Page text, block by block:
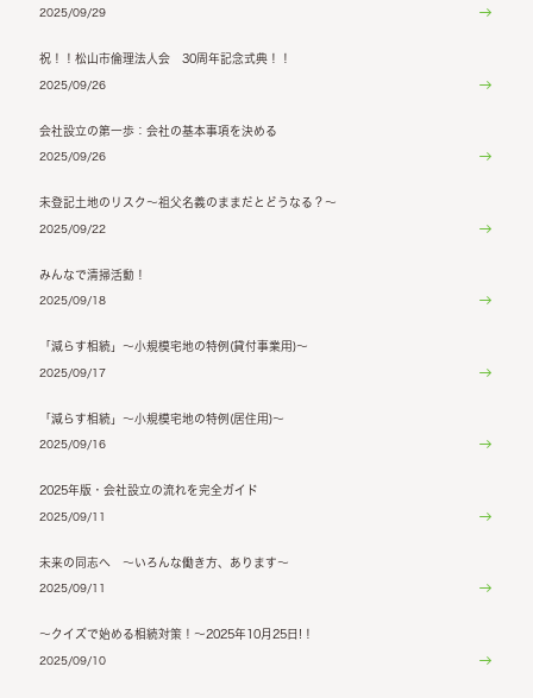
2025/09/29
祝！！松山市倫理法人会 30周年記念式典！！
2025/09/26
会社設立の第一歩：会社の基本事項を決める
2025/09/26
未登記土地のリスク～祖父名義のままだとどうなる？～
2025/09/22
みんなで清掃活動！
2025/09/18
「減らす相続」～小規模宅地の特例(貸付事業用)～
2025/09/17
「減らす相続」～小規模宅地の特例(居住用)～
2025/09/16
2025年版・会社設立の流れを完全ガイド
2025/09/11
未来の同志へ ～いろんな働き方、あります～
2025/09/11
～クイズで始める相続対策！～2025年10月25日!！
2025/09/10